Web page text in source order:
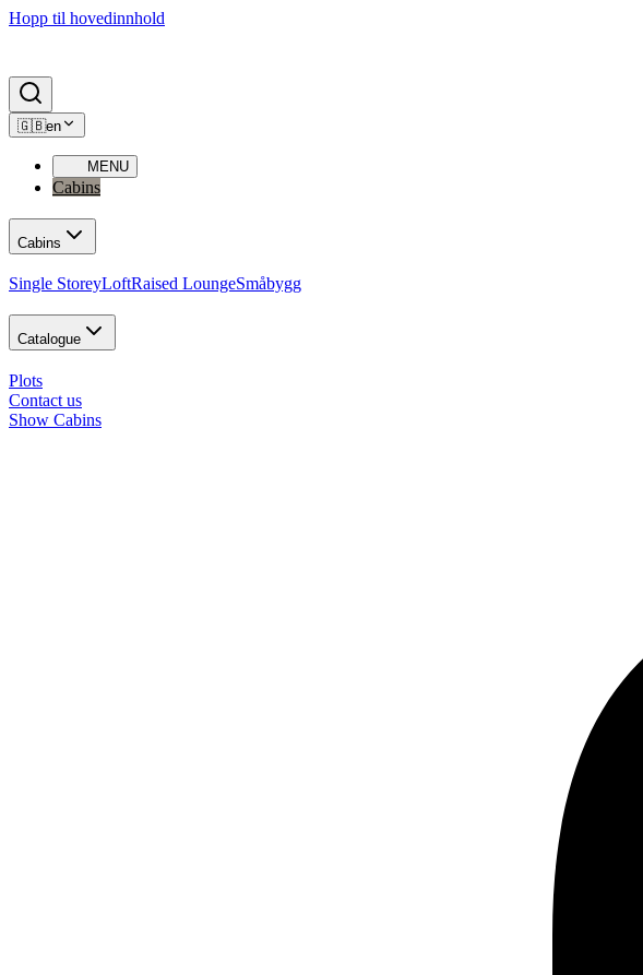
Hopp til hovedinnhold
🇬🇧en
MENU
Cabins
Cabins
Single StoreyLoftRaised LoungeSmåbygg
Catalogue
Plots
Contact us
Show Cabins